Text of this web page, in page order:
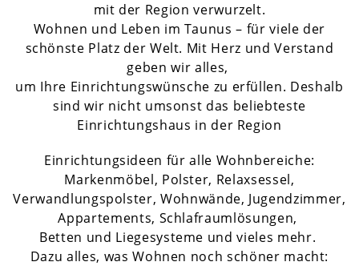
mit der Region verwurzelt.
Wohnen und Leben im Taunus – für viele der
schönste Platz der Welt. Mit Herz und Verstand
geben wir alles,
um Ihre Einrichtungswünsche zu erfüllen. Deshalb
sind wir nicht umsonst das beliebteste
Einrichtungshaus in der Region
Einrichtungsideen für alle Wohnbereiche:
Markenmöbel, Polster, Relaxsessel,
Verwandlungspolster, Wohnwände, Jugendzimmer,
Appartements, Schlafraumlösungen,
Betten und Liegesysteme und vieles mehr.
Dazu alles, was Wohnen noch schöner macht: